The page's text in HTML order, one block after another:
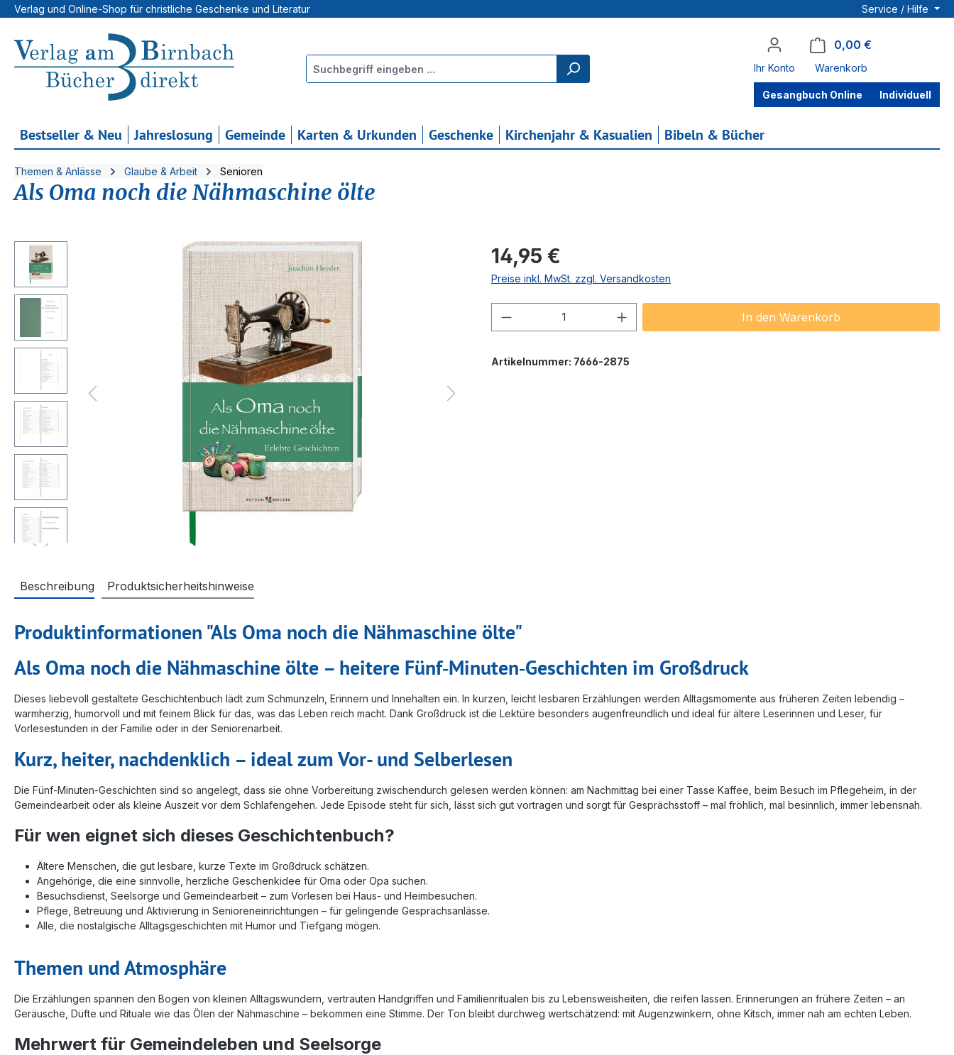
Hauptinhalt springen
Zur Suche springen
Zur Hauptnavigation springen
Verlag und Online-Shop für christliche Geschenke und Literatur Service / Hilfe
Ihr Konto
0,00 €
Warenkorb
Gesangbuch Online Individuell
Bestseller & Neu Jahreslosung Gemeinde Karten & Urkunden Geschenke Kirchenjahr & Kasualien Bibeln & Bücher
Themen & Anlässe Glaube & Arbeit Senioren
Als Oma noch die Nähmaschine ölte
Bildergalerie überspringen Regulärer Preis:
14,95 €
Preise inkl. MwSt. zzgl. Versandkosten
Produkt Anzahl: Gib den gewünschten Wert ein oder
In den Warenkorb
Artikelnummer: 7666-2875
Beschreibung Produktsicherheitshinweise
Produktinformationen "Als Oma noch die Nähmaschine ölte"
Als Oma noch die Nähmaschine ölte – heitere Fünf‑Minuten‑Geschichten im Großdruck
Dieses liebevoll gestaltete Geschichtenbuch lädt zum Schmunzeln, Erinnern und Innehalten ein. In kurzen, leicht lesbaren Erzählungen werden Alltagsmomente aus früheren Zeiten lebendig –
warmherzig, humorvoll und mit feinem Blick für das, was das Leben reich macht. Dank Großdruck ist die Lektüre besonders augenfreundlich und ideal für ältere Leserinnen und Leser, für
Vorlesestunden in der Familie oder in der Seniorenarbeit.
Kurz, heiter, nachdenklich – ideal zum Vor- und Selberlesen
Die Fünf‑Minuten‑Geschichten sind so angelegt, dass sie ohne Vorbereitung zwischendurch gelesen werden können: am Nachmittag bei einer Tasse Kaffee, beim Besuch im Pflegeheim, in der
Gemeindearbeit oder als kleine Auszeit vor dem Schlafengehen. Jede Episode steht für sich, lässt sich gut vortragen und sorgt für Gesprächsstoff – mal fröhlich, mal besinnlich, immer lebensnah.
Für wen eignet sich dieses Geschichtenbuch?
Ältere Menschen, die gut lesbare, kurze Texte im Großdruck schätzen.
Angehörige, die eine sinnvolle, herzliche Geschenkidee für Oma oder Opa suchen.
Besuchsdienst, Seelsorge und Gemeindearbeit – zum Vorlesen bei Haus- und Heimbesuchen.
Pflege, Betreuung und Aktivierung in Senioreneinrichtungen – für gelingende Gesprächsanlässe.
Alle, die nostalgische Alltagsgeschichten mit Humor und Tiefgang mögen.
Themen und Atmosphäre
Die Erzählungen spannen den Bogen von kleinen Alltagswundern, vertrauten Handgriffen und Familienritualen bis zu Lebensweisheiten, die reifen lassen. Erinnerungen an frühere Zeiten – an
Geräusche, Düfte und Rituale wie das Ölen der Nähmaschine – bekommen eine Stimme. Der Ton bleibt durchweg wertschätzend: mit Augenzwinkern, ohne Kitsch, immer nah am echten Leben.
Mehrwert für Gemeindeleben und Seelsorge